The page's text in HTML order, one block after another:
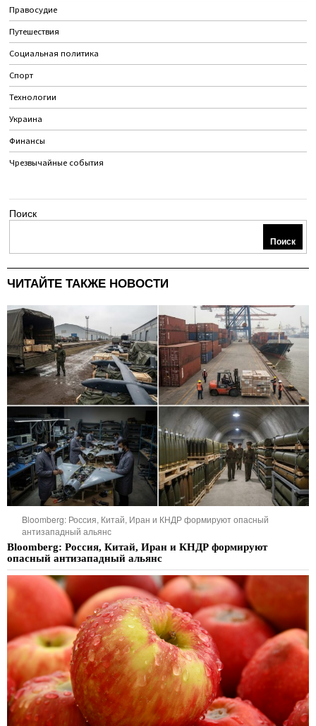
Правосудие
Путешествия
Социальная политика
Спорт
Технологии
Украина
Финансы
Чрезвычайные события
Поиск
Поиск
ЧИТАЙТЕ ТАКЖЕ НОВОСТИ
Bloomberg: Россия, Китай, Иран и КНДР формируют опасный
антизападный альянс
Bloomberg: Россия, Китай, Иран и КНДР формируют
опасный антизападный альянс